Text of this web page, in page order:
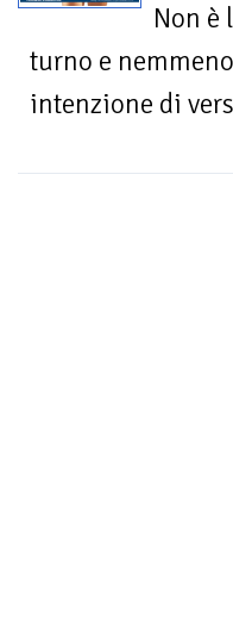
Non è
turno e
intenzione di